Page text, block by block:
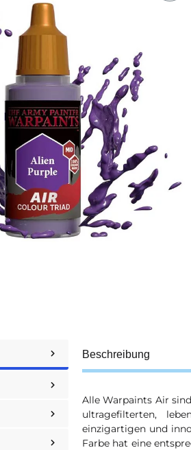
Beschreibung
Alle Warpaints Air
ultragefilterten,
einzigartigen und
Farbe hat eine